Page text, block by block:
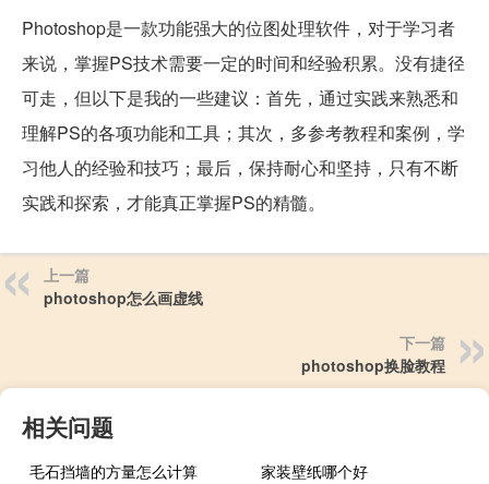
Photoshop是一款功能强大的位图处理软件，对于学习者
来说，掌握PS技术需要一定的时间和经验积累。没有捷径
可走，但以下是我的一些建议：首先，通过实践来熟悉和
理解PS的各项功能和工具；其次，多参考教程和案例，学
习他人的经验和技巧；最后，保持耐心和坚持，只有不断
实践和探索，才能真正掌握PS的精髓。
上一篇
photoshop怎么画虚线
下一篇
photoshop换脸教程
相关问题
毛石挡墙的方量怎么计算
家装壁纸哪个好